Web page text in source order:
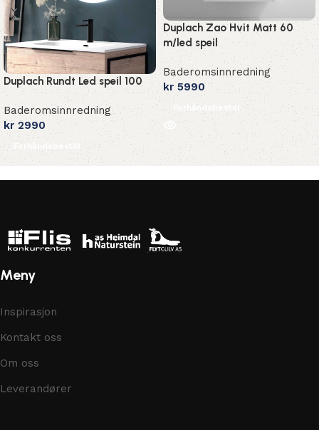
Duplach Rundt Led speil 100
Baderomsinnredning
kr 2990
Forhåndsbestill
Duplach Zao Hvit Matt 60
m/led speil
Baderomsinnredning
kr 5990
Forhåndsbestill
Meny
Inspirasjon
Kontakt oss
Om oss
Leverandører